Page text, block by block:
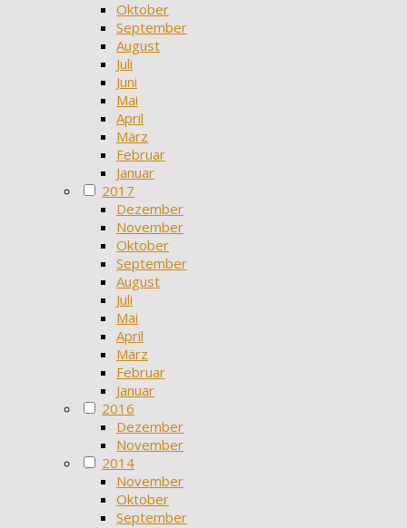
Oktober
September
August
Juli
Juni
Mai
April
März
Februar
Januar
2017
Dezember
November
Oktober
September
August
Juli
Mai
April
März
Februar
Januar
2016
Dezember
November
2014
November
Oktober
September